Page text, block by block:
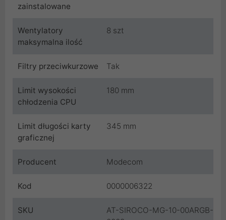
zainstalowane
Wentylatory
maksymalna ilość
8 szt
Filtry przeciwkurzowe Tak
Limit wysokości
chłodzenia CPU
180 mm
Limit długości karty
graficznej
345 mm
Producent Modecom
Kod 0000006322
SKU
AT-SIROCO-MG-10-00ARGB-